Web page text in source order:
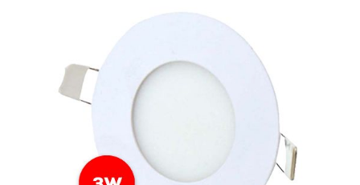
Aydınlatma